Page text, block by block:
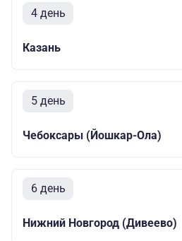
4 день
Казань
5 день
Чебоксары (Йошкар-Ола)
6 день
Нижний Новгород (Дивеево)